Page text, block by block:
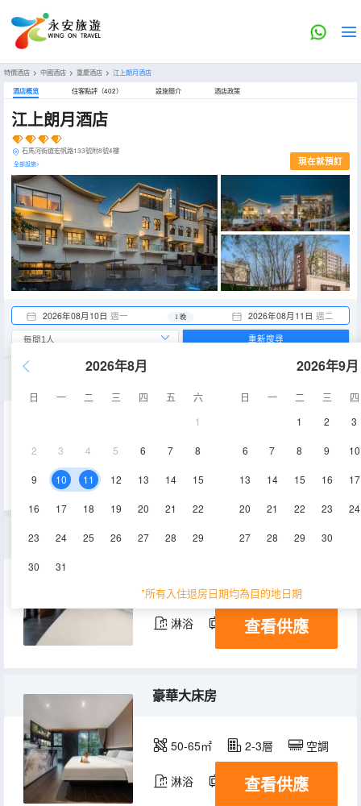
特價酒店 > 中國酒店 > 重慶酒店 > 江上朗月酒店
酒店概览 住客點評（402） 設施簡介 酒店政策
江上朗月酒店
石馬河街道宏帆路133號附8號4樓
全部設施> 現在就預訂
2026年08月10日 週一 2026年08月11日 週二
1 晚
2026年8月
日 一 二 三 四 五
六
1
2 3 4 5 6 7 8
9 10 11 12 13 14 15
16 17 18 19 20 21 22
23 24 25 26 27 28 29
30 31
2026年9月
日 一 二 三
四
1
2 3
6 7 8 9 10
13 14 15 16 17
20 21 22 23 24
27 28 29 30
*所有入住退房日期均為目的地日期
重新搜尋
50-60㎡ 空調
江景雙床房
35㎡ 3層 空調
淋浴 電視機 冰箱
查看供應
豪華大床房
50-65㎡ 2-3層 空調
淋浴 電視機 冰箱
查看供應